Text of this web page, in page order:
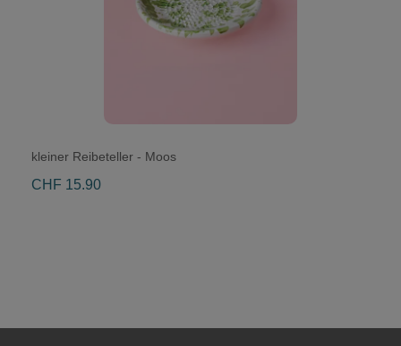
kleiner Reibeteller - Moos
CHF 15.90